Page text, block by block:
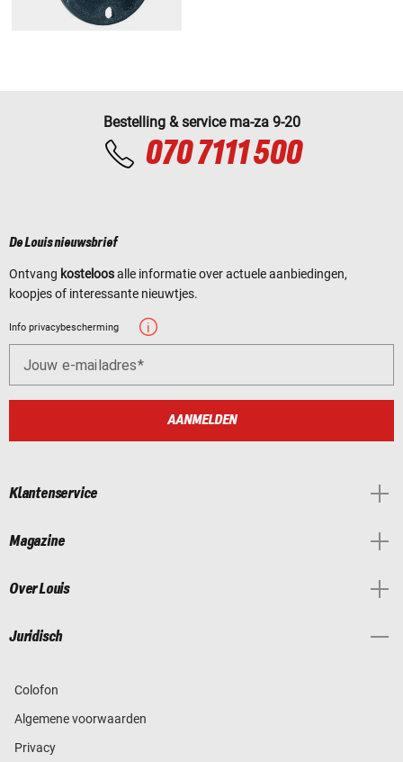
Bestelling & service ma-za 9-20
070 7111 500
De Louis nieuwsbrief
Ontvang kosteloosalle informatie over actuele aanbiedingen,
koopjes of interessante nieuwtjes.
Info privacybescherming
Jouw e-mailadres
AANMELDEN
Klantenservice
Magazine
Over Louis
Juridisch
Colofon
Algemene voorwaarden
Privacy